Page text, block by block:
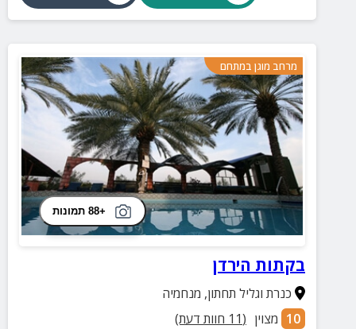
מרחב מוגן במתחם
+88 תמונות
בקתות הירדן
כנרת וגליל תחתון, מנחמיה
10 מצוין (
11 חוות דעת)